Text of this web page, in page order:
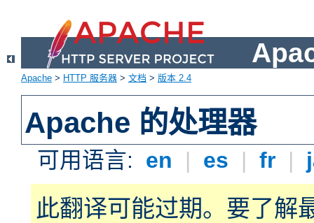
Apache > HTTP 服务器 > 文档 > 版本 2.4
Apache 的处理器
可用语言: en | es | fr |
此翻译可能过期。要了解